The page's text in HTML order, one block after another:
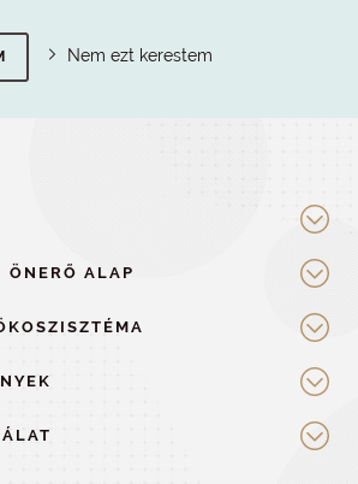
Nem ezt kerestem
ÖNERŐ ALAP